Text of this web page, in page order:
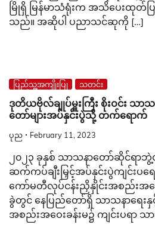
မြိုရှိ မြန်မာသံရုံးက အသိပေးထုတ်ပ
သည်။ အဆိုပါ ပညာသင်ဆုကို […]
ပြည်သူ့အကျိုးပြု သတင်း
ဒုတိယဗိုလ်ချုပ်မှူးကြီး စိုးဝင်း သ
တော်များအပ်နှင်းပွဲသို့ တက်ရောက်
ပုည February 11, 2023
၂၀၂၃ ခုနှစ် သာသနာတော်ဆိုင်ရာဘွဲ့
ဆက်ကပ်ချီးမြှင့်အပ်နှင်းပွဲကျင်းပရ
ကော်မတီလုပ်ငန်းညှိနှိုင်းအစည်းအဝ
ခွဲတွင် နေပြည်တော်ရှိ သာသနာရေးနှ
အစည်းအဝေးခန်းမ၌ ကျင်းပရာ သ